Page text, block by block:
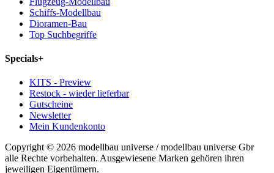
Schiffs-Modellbau
Dioramen-Bau
Top Suchbegriffe
Specials+
KITS - Preview
Restock - wieder lieferbar
Gutscheine
Newsletter
Mein Kundenkonto
Copyright © 2026 modellbau universe / modellbau universe Gbr
alle Rechte vorbehalten. Ausgewiesene Marken gehören ihren
jeweiligen Eigentümern.